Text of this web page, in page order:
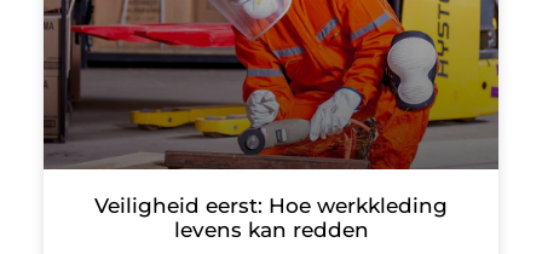
Veiligheid eerst: Hoe werkkleding
levens kan redden